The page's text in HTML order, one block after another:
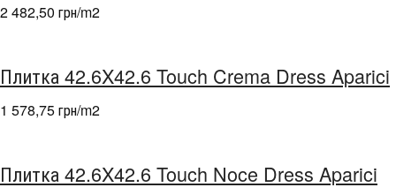
2 482,50 грн/m2
Плитка 42.6X42.6 Touch Crema Dress Aparici
1 578,75 грн/m2
Плитка 42.6X42.6 Touch Noce Dress Aparici